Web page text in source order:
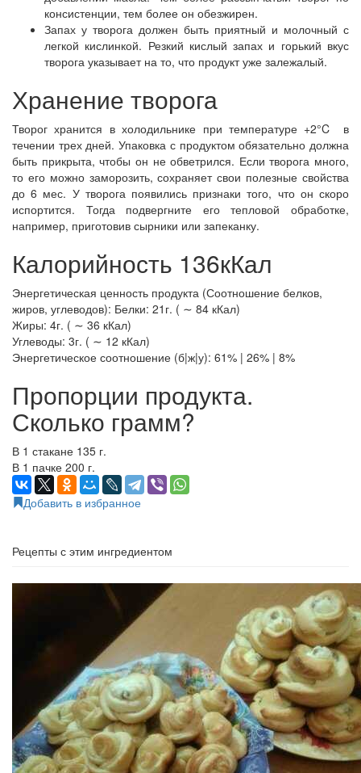
консистенции, тем более он обезжирен.
Запах у творога должен быть приятный и молочный с
легкой кислинкой. Резкий кислый запах и горький вкус
творога указывает на то, что продукт уже залежалый.
Хранение творога
Творог хранится в холодильнике при температуре +2°C в
течении трех дней. Упаковка с продуктом обязательно должна
быть прикрыта, чтобы он не обветрился. Если творога много,
то его можно заморозить, сохраняет свои полезные свойства
до 6 мес. У творога появились признаки того, что он скоро
испортится. Тогда подвергните его тепловой обработке,
например, приготовив сырники или запеканку.
Калорийность 136кКал
Энергетическая ценность продукта (Соотношение белков,
жиров, углеводов): Белки: 21г. ( ∼ 84 кКал)
Жиры: 4г. ( ∼ 36 кКал)
Углеводы: 3г. ( ∼ 12 кКал)
Энергетическое соотношение (б|ж|у): 61% | 26% | 8%
Пропорции продукта.
Сколько грамм?
В 1 стакане 135 г.
В 1 пачке 200 г.
Добавить в избранное
Рецепты с этим ингредиентом